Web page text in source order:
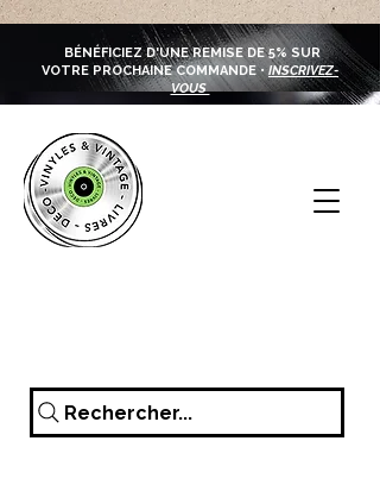
BÉNÉFICIEZ D'UNE REMISE DE 5% SUR
VOTRE PROCHAINE COMMANDE • INSCRIVEZ-
VOUS
Rechercher...